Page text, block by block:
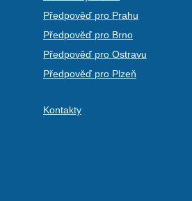
Předpověď pro Prahu
Předpověď pro Brno
Předpověď pro Ostravu
Předpověď pro Plzeň
Kontakty